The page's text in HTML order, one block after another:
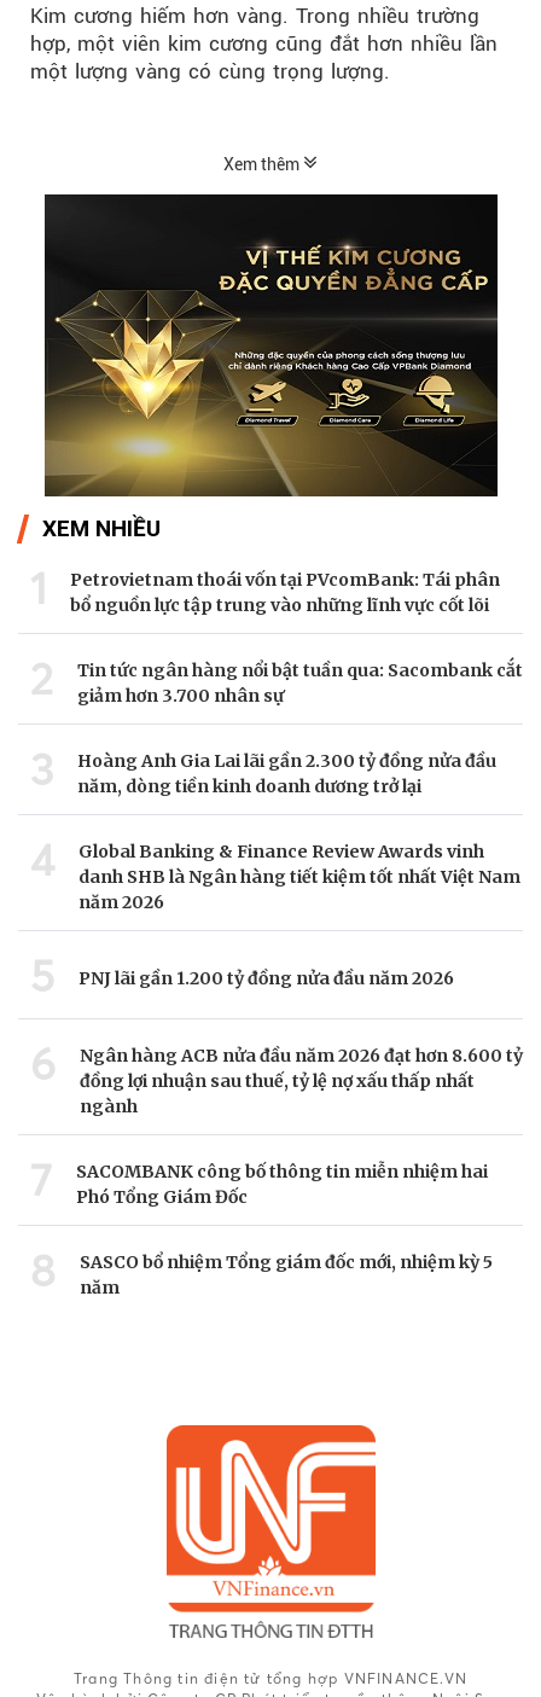
Kim cương hiếm hơn vàng. Trong nhiều trường
hợp, một viên kim cương cũng đắt hơn nhiều lần
một lượng vàng có cùng trọng lượng.
Xem thêm
XEM NHIỀU
1
Petrovietnam thoái vốn tại PVcomBank: Tái phân
bổ nguồn lực tập trung vào những lĩnh vực cốt lõi
2
Tin tức ngân hàng nổi bật tuần qua: Sacombank cắt
giảm hơn 3.700 nhân sự
3
Hoàng Anh Gia Lai lãi gần 2.300 tỷ đồng nửa đầu
năm, dòng tiền kinh doanh dương trở lại
4
Global Banking & Finance Review Awards vinh
danh SHB là Ngân hàng tiết kiệm tốt nhất Việt Nam
năm 2026
5 PNJ lãi gần 1.200 tỷ đồng nửa đầu năm 2026
6
Ngân hàng ACB nửa đầu năm 2026 đạt hơn 8.600 tỷ
đồng lợi nhuận sau thuế, tỷ lệ nợ xấu thấp nhất
ngành
7
SACOMBANK công bố thông tin miễn nhiệm hai
Phó Tổng Giám Đốc
8
SASCO bổ nhiệm Tổng giám đốc mới, nhiệm kỳ 5
năm
Trang Thông tin điện tử tổng hợp VNFINANCE.VN